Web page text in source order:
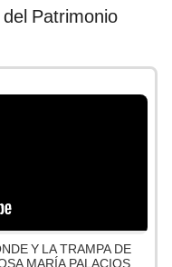
Patrimonio
Y LA TRAMPA DE
MARÍA PALACIOS